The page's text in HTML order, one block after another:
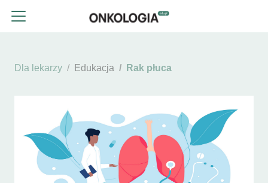
Dla lekarzy Edukacja Rak płuca